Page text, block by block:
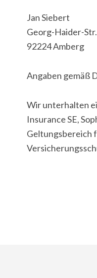
Jan Siebert
Georg-Haider-
92224 Amberg
Angaben gemäß
Wir unterhalten
Insurance SE,
Geltungsbereich